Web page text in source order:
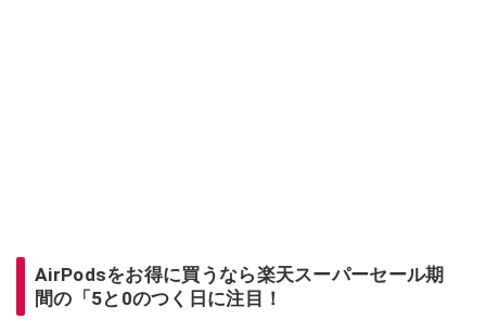
AirPodsをお得に買うなら楽天スーパーセール期
間の「5と0のつく日に注目！